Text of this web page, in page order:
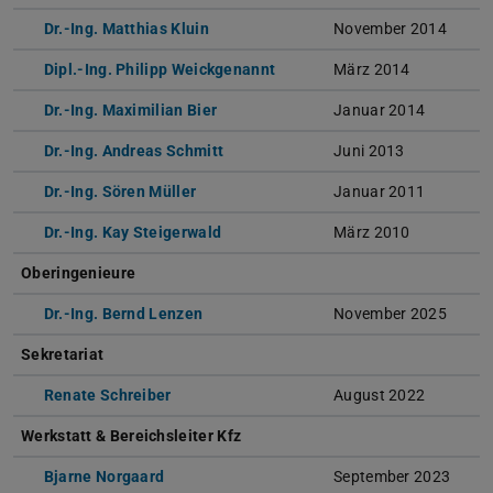
Dr.-Ing. Matthias Kluin November 2014
Dipl.-Ing. Philipp Weickgenannt März 2014
Dr.-Ing. Maximilian Bier Januar 2014
Dr.-Ing. Andreas Schmitt Juni 2013
Dr.-Ing. Sören Müller Januar 2011
Dr.-Ing. Kay Steigerwald März 2010
Oberingenieure
Dr.-Ing. Bernd Lenzen November 2025
Sekretariat
Renate Schreiber August 2022
Werkstatt & Bereichsleiter Kfz
Bjarne Norgaard September 2023